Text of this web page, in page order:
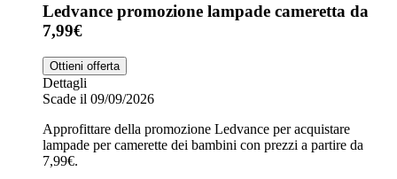
Ledvance promozione lampade cameretta da
7,99€
Ottieni offerta
Dettagli
Scade il 09/09/2026
Approfittare della promozione Ledvance per acquistare
lampade per camerette dei bambini con prezzi a partire da
7,99€.